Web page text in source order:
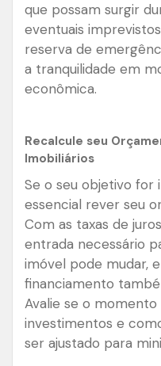
que possam surgir
eventuais
reserva de
a tranquilidade em
econômica.
Recalcule seu
Imobiliários
Se o seu objetivo for
essencial rever seu
Com as taxas de
entrada necessário
imóvel pode mudar,
financiamento
Avalie se o
investimentos e
ser ajustado para